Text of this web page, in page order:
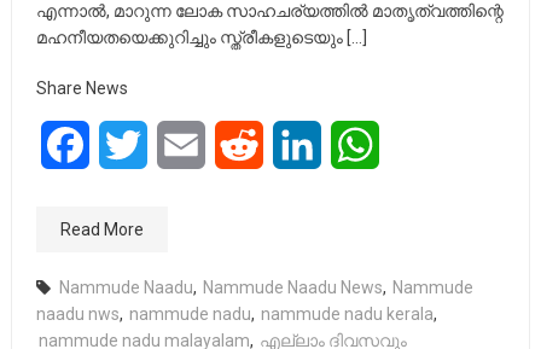
എന്നാൽ, മാറുന്ന ലോക സാഹചര്യത്തിൽ മാതൃത്വത്തിന്റെ
മഹനീയതയെക്കുറിച്ചും സ്ത്രീകളുടെയും […]
Share News
FacebookTwitter Email Reddit LinkedIn
Read More
Nammude Naadu, Nammude Naadu News, Nammude
naadu nws, nammude nadu, nammude nadu kerala,
nammude nadu malayalam, എല്ലാം ദിവസവും